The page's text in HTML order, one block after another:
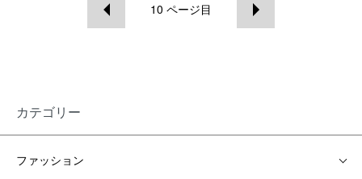
10 ページ目
カテゴリー
ファッション